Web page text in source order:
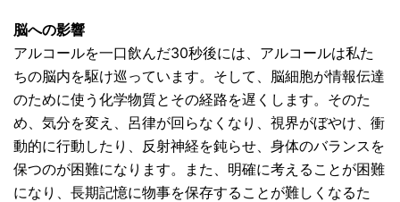
脳への影響
アルコールを一口飲んだ30秒後には、アルコールは私た
ちの脳内を駆け巡っています。そして、脳細胞が情報伝達
のために使う化学物質とその経路を遅くします。そのた
め、気分を変え、呂律が回らなくなり、視界がぼやけ、衝
動的に行動したり、反射神経を鈍らせ、身体のバランスを
保つのが困難になります。また、明確に考えることが困難
になり、長期記憶に物事を保存することが難しくなるた